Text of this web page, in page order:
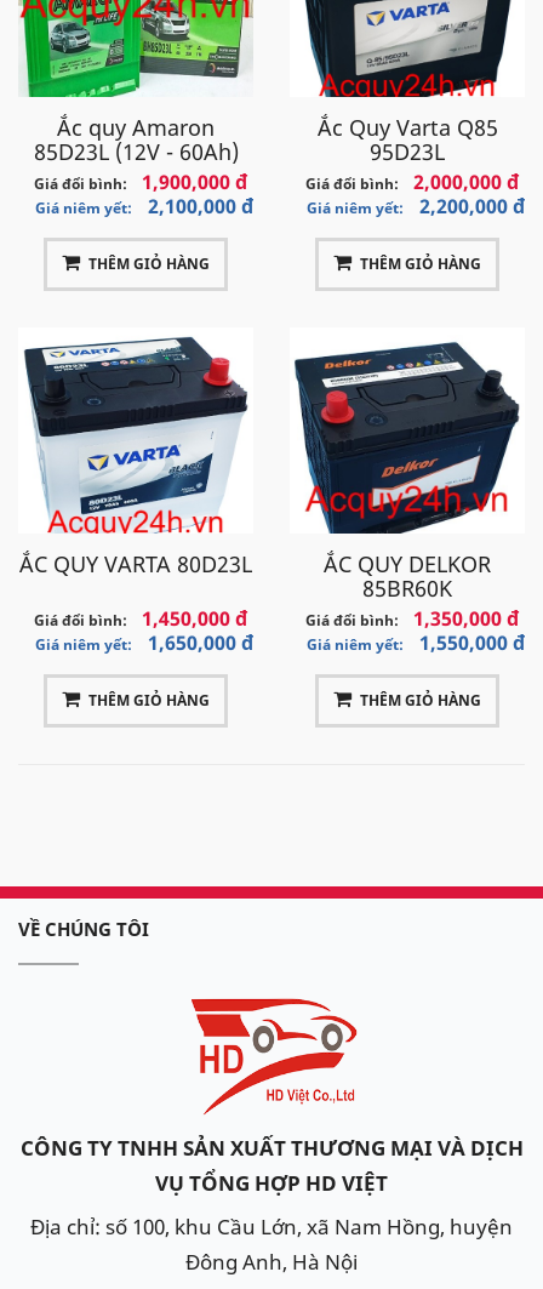
Ắc quy Amaron
85D23L (12V - 60Ah)
Giá đổi bình: 1,900,000 đ
Giá niêm yết: 2,100,000 đ
THÊM GIỎ HÀNG
Ắc Quy Varta Q85
95D23L
Giá đổi bình: 2,000,000 đ
Giá niêm yết: 2,200,000 đ
THÊM GIỎ HÀNG
ẮC QUY VARTA 80D23L
Giá đổi bình: 1,450,000 đ
Giá niêm yết: 1,650,000 đ
THÊM GIỎ HÀNG
ẮC QUY DELKOR
85BR60K
Giá đổi bình: 1,350,000 đ
Giá niêm yết: 1,550,000 đ
THÊM GIỎ HÀNG
VỀ CHÚNG TÔI
CÔNG TY TNHH SẢN XUẤT THƯƠNG MẠI VÀ DỊCH
VỤ TỔNG HỢP HD VIỆT
Địa chỉ: số 100, khu Cầu Lớn, xã Nam Hồng, huyện
Đông Anh, Hà Nội